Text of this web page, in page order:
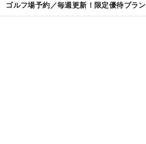
ゴルフ場予約／毎週更新！限定優待プラン